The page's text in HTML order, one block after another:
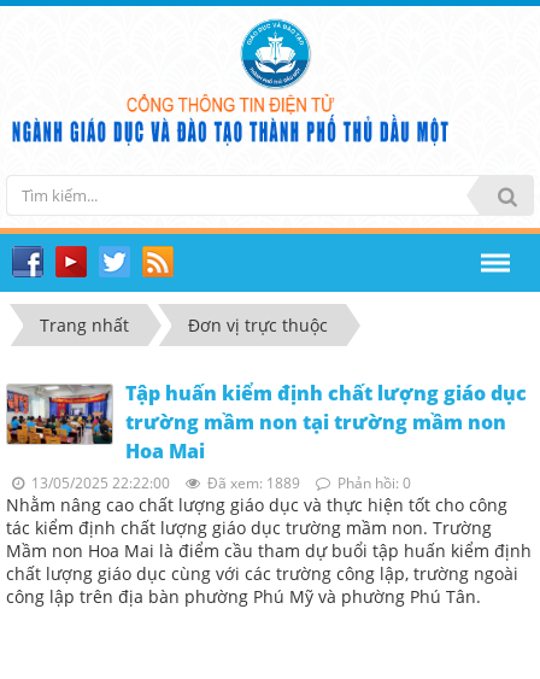
Trang nhất Đơn vị trực thuộc
Tập huấn kiểm định chất lượng giáo dục
trường mầm non tại trường mầm non
Hoa Mai
13/05/2025 22:22:00 Đã xem: 1889 Phản hồi: 0
Nhằm nâng cao chất lượng giáo dục và thực hiện tốt cho công
tác kiểm định chất lượng giáo dục trường mầm non. Trường
Mầm non Hoa Mai là điểm cầu tham dự buổi tập huấn kiểm định
chất lượng giáo dục cùng với các trường công lập, trường ngoài
công lập trên địa bàn phường Phú Mỹ và phường Phú Tân.